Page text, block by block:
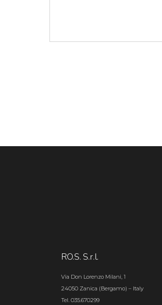
RO.S. S.r.l.
Via Don Lorenzo Milani, 1
24050 Zanica (Bergamo) – Italy
Tel. 035.670299